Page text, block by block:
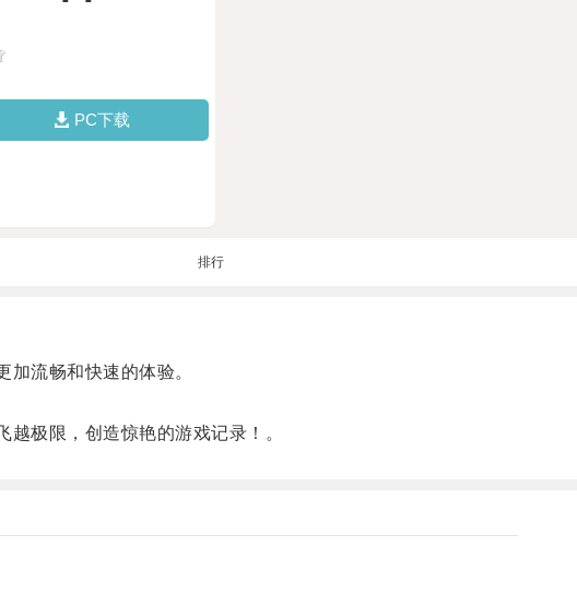
PC下载
排行
流畅和快速的体验。
极限，创造惊艳的游戏记录！。